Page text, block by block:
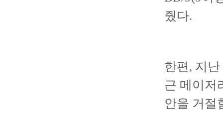
줬다.
한편, 지
근 메이저
안을 거절